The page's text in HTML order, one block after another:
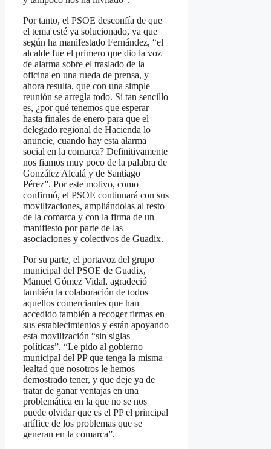
Por tanto, el PSOE desconfía de que
el tema esté ya solucionado, ya que
según ha manifestado Fernández, “el
alcalde fue el primero que dio la voz
de alarma sobre el traslado de la
oficina en una rueda de prensa, y
ahora resulta, que con una simple
reunión se arregla todo. Si tan sencillo
es, ¿por qué tenemos que esperar
hasta finales de enero para que el
delegado regional de Hacienda lo
anuncie, cuando hay esta alarma
social en la comarca? Definitivamente
nos fiamos muy poco de la palabra de
González Alcalá y de Santiago
Pérez”. Por este motivo, como
confirmó, el PSOE continuará con sus
movilizaciones, ampliándolas al resto
de la comarca y con la firma de un
manifiesto por parte de las
asociaciones y colectivos de Guadix.
Por su parte, el portavoz del grupo
municipal del PSOE de Guadix,
Manuel Gómez Vidal, agradeció
también la colaboración de todos
aquellos comerciantes que han
accedido también a recoger firmas en
sus establecimientos y están apoyando
esta movilización “sin siglas
políticas”. “Le pido al gobierno
municipal del PP que tenga la misma
lealtad que nosotros le hemos
demostrado tener, y que deje ya de
tratar de ganar ventajas en una
problemática en la que no se nos
puede olvidar que es el PP el principal
artífice de los problemas que se
generan en la comarca”.